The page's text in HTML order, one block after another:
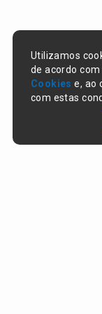
Utilizamos
de acordo
Cookies e, ao
com estas